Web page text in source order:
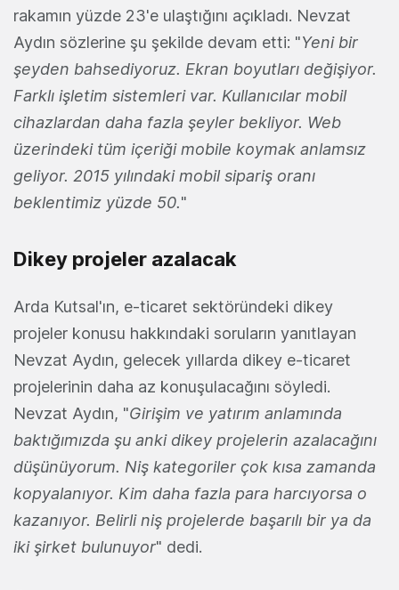
rakamın yüzde 23'e ulaştığını açıkladı. Nevzat
Aydın sözlerine şu şekilde devam etti: "Yeni bir
şeyden bahsediyoruz. Ekran boyutları değişiyor.
Farklı işletim sistemleri var. Kullanıcılar mobil
cihazlardan daha fazla şeyler bekliyor. Web
üzerindeki tüm içeriği mobile koymak anlamsız
geliyor. 2015 yılındaki mobil sipariş oranı
beklentimiz yüzde 50."
Dikey projeler azalacak
Arda Kutsal'ın, e-ticaret sektöründeki dikey
projeler konusu hakkındaki soruların yanıtlayan
Nevzat Aydın, gelecek yıllarda dikey e-ticaret
projelerinin daha az konuşulacağını söyledi.
Nevzat Aydın, "Girişim ve yatırım anlamında
baktığımızda şu anki dikey projelerin azalacağını
düşünüyorum. Niş kategoriler çok kısa zamanda
kopyalanıyor. Kim daha fazla para harcıyorsa o
kazanıyor. Belirli niş projelerde başarılı bir ya da
iki şirket bulunuyor" dedi.